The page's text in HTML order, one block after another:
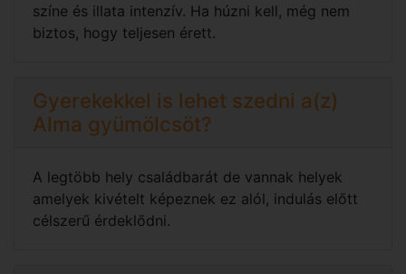
színe és illata intenzív. Ha húzni kell, még nem
biztos, hogy teljesen érett.
Gyerekekkel is lehet szedni a(z)
Alma gyümölcsöt?
A legtöbb hely családbarát de vannak helyek
amelyek kivételt képeznek ez alól, indulás előtt
célszerű érdeklődni.